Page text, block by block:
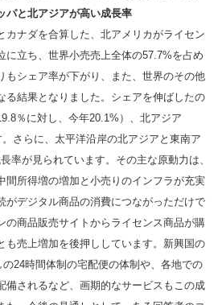
パと北アジアが高い成長率
カナダを合算した、北アメリカがライセン
に立ち、世界小売売上全体の57.7%を占め
もシェア率が下がり、また、世界のその他
る結果となりました。シェアを伸ばしたの
％に対し、今年20.1%）、北アジア
。さらに、太平洋沿岸の北アジアと東南ア
率が見られています。その主な原動力は、
間所得増の増加と小売りのインフラが充実
がデジタル商品の消費につながっただけで
の商品販売サイトからライセンス商品が購
も売上増加を後押ししています。新興国の
24時間体制の宅配便の体制や、各地での
備されるなど、画期的なサービスもこの成